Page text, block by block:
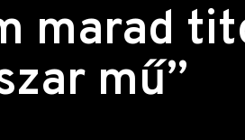
marad
mű”